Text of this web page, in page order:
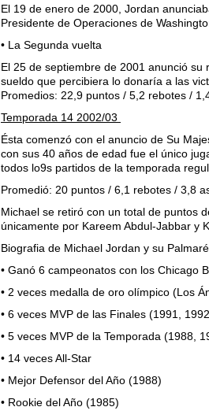
El 19 de enero de 2000, Jordan
Presidente de Operaciones de
• La Segunda vuelta
El 25 de septiembre de 2001 anunció su
sueldo que percibiera lo donaría a las
Promedios: 22,9 puntos / 5,2 rebotes /
Temporada 14 2002/03
Ésta comenzó con el anuncio de Su
con sus 40 años de edad fue el único
todos lo9s partidos de la temporada
Promedió: 20 puntos / 6,1 rebotes / 3,8
Michael se retiró con un total de puntos
únicamente por Kareem Abdul-Jabbar y
Biografia de Michael Jordan y su
• Ganó 6 campeonatos con los Chicago
• 2 veces medalla de oro olímpico (Los
• 6 veces MVP de las Finales (1991,
• 5 veces MVP de la Temporada (1988,
• 14 veces All-Star
• Mejor Defensor del Año (1988)
• Rookie del Año (1985)